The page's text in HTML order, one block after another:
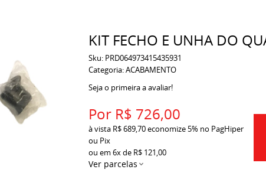
KIT FECHO E UNHA DO
Sku: PRD064973415435931
Categoria:ACABAMENTO
Seja o primeira a avaliar!
Por R$ 726,00
à vista R$ 689,70economize 5% no PagHiper
ou Pix
ou em 6xde R$ 121,00
Ver parcelas